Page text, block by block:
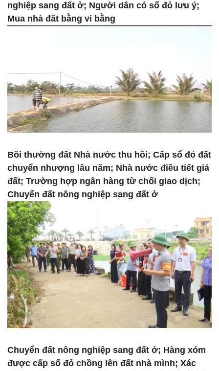
nghiệp sang đất ở; Người dân có sổ đỏ lưu ý;
Mua nhà đất bằng vi bằng
Bồi thường đất Nhà nước thu hồi; Cấp sổ đỏ đất
chuyển nhượng lâu năm; Nhà nước điều tiết giá
đất; Trường hợp ngân hàng từ chối giao dịch;
Chuyển đất nông nghiệp sang đất ở
Chuyển đất nông nghiệp sang đất ở; Hàng xóm
được cấp sổ đỏ chồng lên đất nhà mình; Xác